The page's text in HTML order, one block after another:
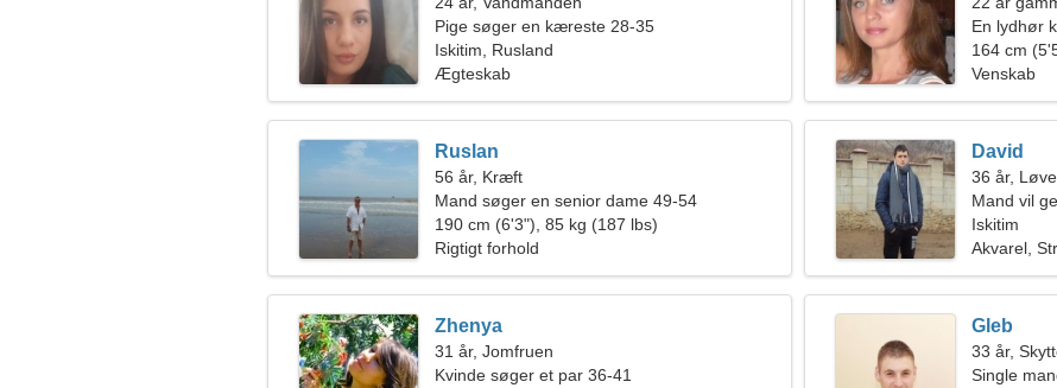
Pige søger en kæreste 28-35
Iskitim, Rusland
Ægteskab
En lydhør
forhold
164 cm
Venskab
Ruslan
56 år, Kræft
Mand søger en senior dame 49-54
190 cm (6'3"), 85 kg (187 lbs)
Rigtigt forhold
David
36 år,
Mand vil
Iskitim
Akvarel,
Zhenya
31 år, Jomfruen
Kvinde søger et par 36-41
Gleb
33 år,
Single